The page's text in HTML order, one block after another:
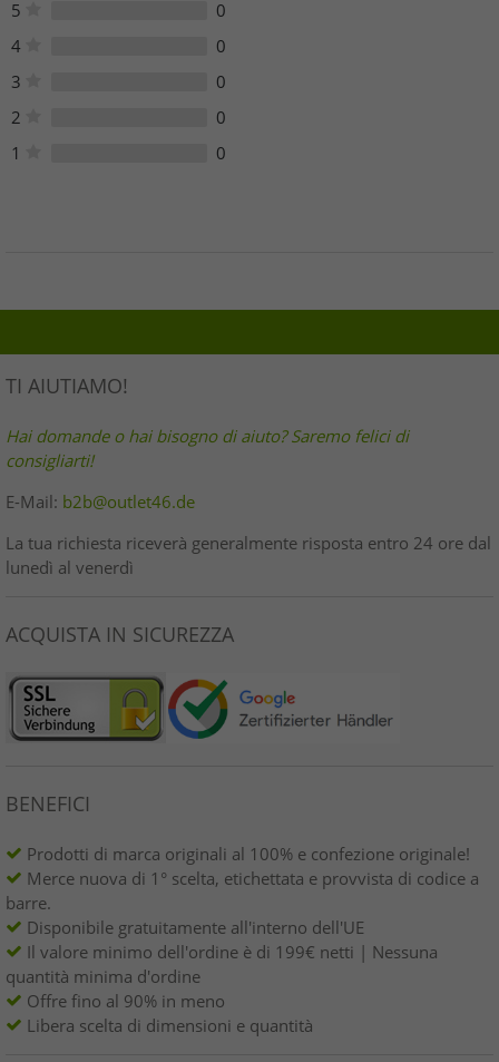
5
0
4
0
3
0
2
0
1
0
TI AIUTIAMO!
Hai domande o hai bisogno di aiuto? Saremo felici di
consigliarti!
E-Mail: b2b@outlet46.de
La tua richiesta riceverà generalmente risposta entro 24 ore dal
lunedì al venerdì
ACQUISTA IN SICUREZZA
BENEFICI
Prodotti di marca originali al 100% e confezione originale!
Merce nuova di 1° scelta, etichettata e provvista di codice a
barre.
Disponibile gratuitamente all'interno dell'UE
Il valore minimo dell'ordine è di 199€ netti | Nessuna
quantità minima d'ordine
Offre fino al 90% in meno
Libera scelta di dimensioni e quantità